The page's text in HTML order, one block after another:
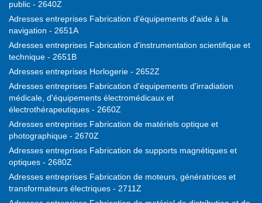
public - 2640Z
Adresses entreprises Fabrication d'équipements d'aide à la
navigation - 2651A
Adresses entreprises Fabrication d'instrumentation scientifique et
technique - 2651B
Adresses entreprises Horlogerie - 2652Z
Adresses entreprises Fabrication d'équipements d'irradiation
médicale, d'équipements électromédicaux et
électrothérapeutiques - 2660Z
Adresses entreprises Fabrication de matériels optique et
photographique - 2670Z
Adresses entreprises Fabrication de supports magnétiques et
optiques - 2680Z
Adresses entreprises Fabrication de moteurs, génératrices et
transformateurs électriques - 2711Z